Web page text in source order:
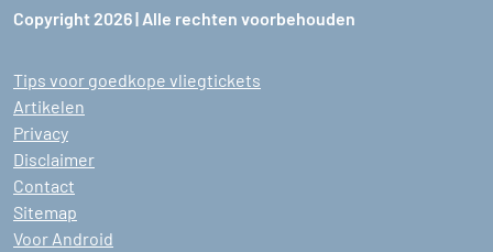
Copyright 2026 | Alle rechten voorbehouden
Tips voor goedkope vliegtickets
Artikelen
Privacy
Disclaimer
Contact
Sitemap
Voor Android